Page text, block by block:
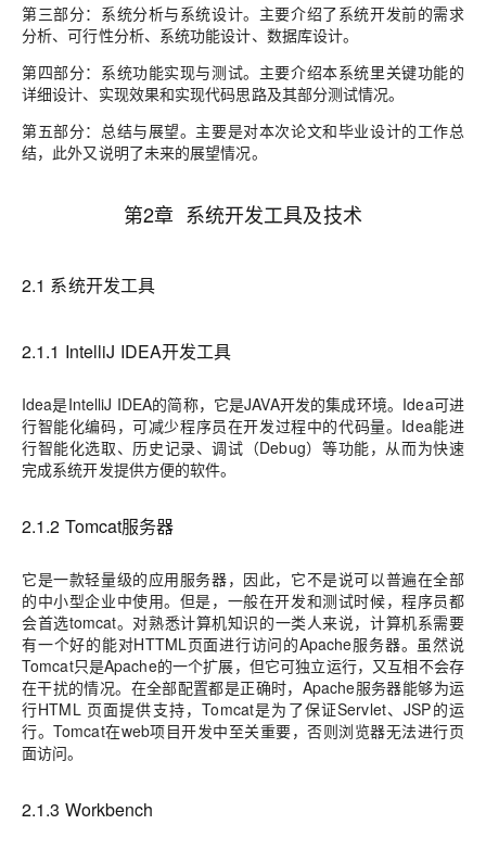
第三部分：系统分析与系统设计。主要介绍了系统开发前的需求
分析、可行性分析、系统功能设计、数据库设计。
第四部分：系统功能实现与测试。主要介绍本系统里关键功能的
详细设计、实现效果和实现代码思路及其部分测试情况。
第五部分：总结与展望。主要是对本次论文和毕业设计的工作总
结，此外又说明了未来的展望情况。
第2章 系统开发工具及技术
2.1 系统开发工具
2.1.1 IntelliJ IDEA开发工具
Idea是IntelliJ IDEA的简称，它是JAVA开发的集成环境。Idea可进
行智能化编码，可减少程序员在开发过程中的代码量。Idea能进
行智能化选取、历史记录、调试（Debug）等功能，从而为快速
完成系统开发提供方便的软件。
2.1.2 Tomcat服务器
它是一款轻量级的应用服务器，因此，它不是说可以普遍在全部
的中小型企业中使用。但是，一般在开发和测试时候，程序员都
会首选tomcat。对熟悉计算机知识的一类人来说，计算机系需要
有一个好的能对HTTML页面进行访问的Apache服务器。虽然说
Tomcat只是Apache的一个扩展，但它可独立运行，又互相不会存
在干扰的情况。在全部配置都是正确时，Apache服务器能够为运
行HTML 页面提供支持，Tomcat是为了保证Servlet、JSP的运
行。Tomcat在web项目开发中至关重要，否则浏览器无法进行页
面访问。
2.1.3 Workbench